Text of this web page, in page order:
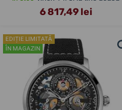
6 817,49 lei
EDIȚIE LIMITATĂ
ÎN MAGAZIN